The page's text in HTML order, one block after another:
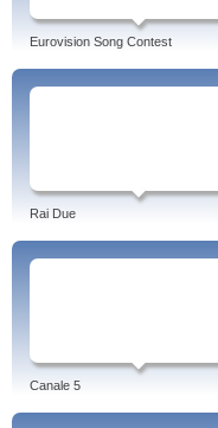
Eurovision Song Contest
Rai Due
Canale 5